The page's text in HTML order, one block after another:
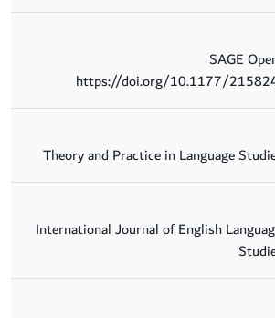
SAGE
https://doi.org/10.1177/
Theory and Practice in Language
International Journal of English